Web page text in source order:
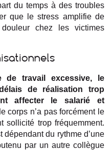
du temps à des troubles
que le stress amplifie de
chez les victimes
de travail excessive, le
de réalisation trop
affecter le salarié et
corps n’a pas forcément le
sollicité trop fréquemment.
du rythme d’une
par un autre collègue